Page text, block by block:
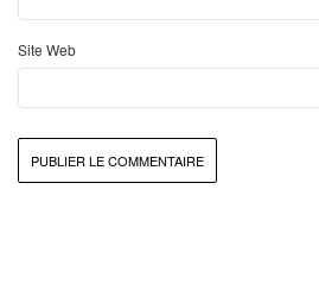
Site Web